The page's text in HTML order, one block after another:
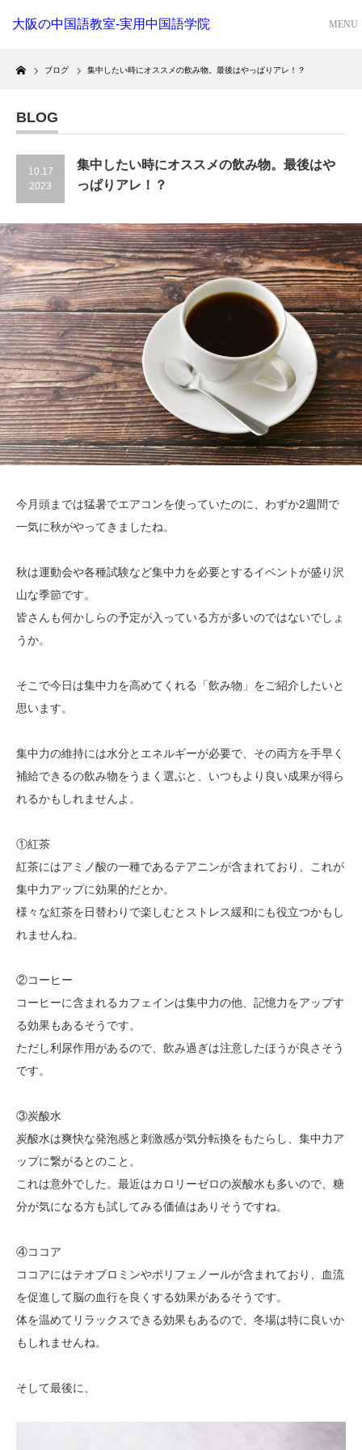
大阪の中国語教室-実用中国語学院
Home
ブログ 集中したい時にオススメの飲み物。最後はやっぱりアレ！？
BLOG
10.17
2023
集中したい時にオススメの飲み物。最後はや
っぱりアレ！？
今月頭までは猛暑でエアコンを使っていたのに、わずか2週間で
一気に秋がやってきましたね。
秋は運動会や各種試験など集中力を必要とするイベントが盛り沢
山な季節です。
皆さんも何かしらの予定が入っている方が多いのではないでしょ
うか。
そこで今日は集中力を高めてくれる「飲み物」をご紹介したいと
思います。
集中力の維持には水分とエネルギーが必要で、その両方を手早く
補給できるの飲み物をうまく選ぶと、いつもより良い成果が得ら
れるかもしれませんよ。
①紅茶
紅茶にはアミノ酸の一種であるテアニンが含まれており、これが
集中力アップに効果的だとか。
様々な紅茶を日替わりで楽しむとストレス緩和にも役立つかもし
れませんね。
②コーヒー
コーヒーに含まれるカフェインは集中力の他、記憶力をアップす
る効果もあるそうです。
ただし利尿作用があるので、飲み過ぎは注意したほうが良さそう
です。
③炭酸水
炭酸水は爽快な発泡感と刺激感が気分転換をもたらし、集中力ア
ップに繋がるとのこと。
これは意外でした。最近はカロリーゼロの炭酸水も多いので、糖
分が気になる方も試してみる価値はありそうですね。
④ココア
ココアにはテオブロミンやポリフェノールが含まれており、血流
を促進して脳の血行を良くする効果があるそうです。
体を温めてリラックスできる効果もあるので、冬場は特に良いか
もしれませんね。
そして最後に、